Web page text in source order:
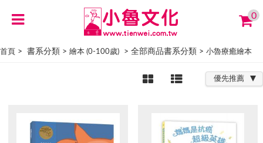
0
首頁 > 書系分類 > 繪本 (0-100歲) > 全部商品書系分類 > 小魯療癒繪本
優先推薦